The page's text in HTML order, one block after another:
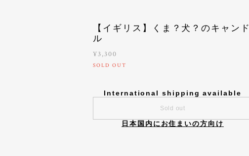
【イギリス】くま？犬？のキャンド
ル
¥3,300
SOLD OUT
International shipping available
Sold out
日本国内にお住まいの方向け